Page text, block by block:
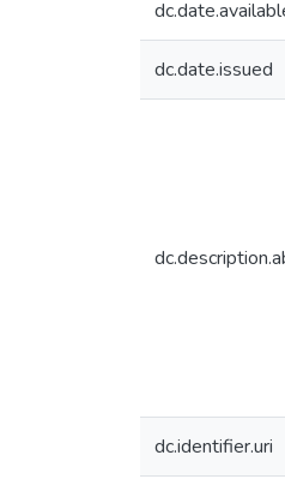
dc.date.issued
dc.identifier.uri